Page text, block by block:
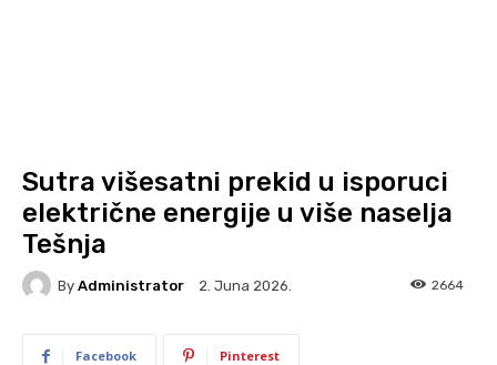
Sutra višesatni prekid u isporuci
električne energije u više naselja
Tešnja
By Administrator 2. Juna 2026. 2664
Facebook Pinterest